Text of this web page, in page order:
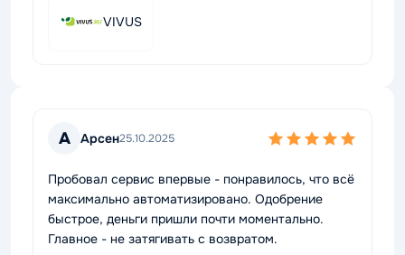
VIVUS
А Арсен25.10.2025
Пробовал сервис впервые - понравилось, что всё
максимально автоматизировано. Одобрение
быстрое, деньги пришли почти моментально.
Главное - не затягивать с возвратом.